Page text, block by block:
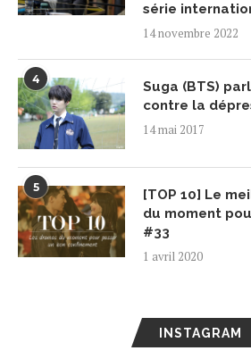
série
14 novembre 2022
4
Suga (BTS)
contre la
14 mai 2017
5
[TOP 10] Le
du moment
#33
1 avril 2020
INSTAGRAM